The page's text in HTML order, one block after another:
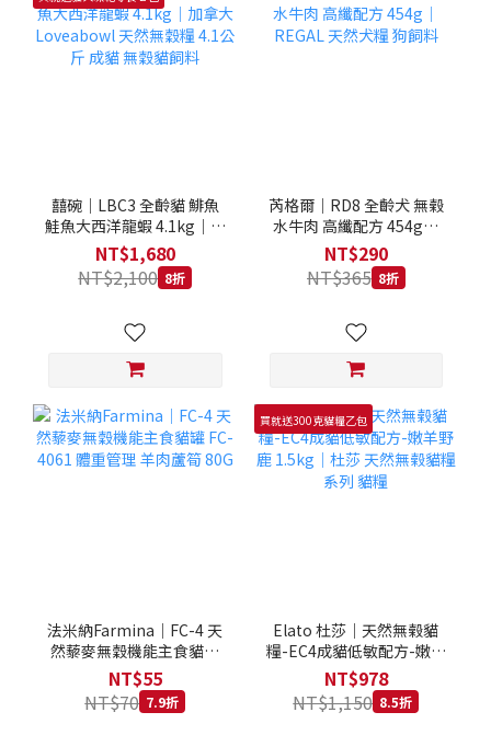
囍碗｜LBC3 全齡貓 鯡魚
鮭魚大西洋龍蝦 4.1kg｜加
拿大 Loveabowl 天然無穀
糧 4.1公斤 成貓 無穀貓飼
料
NT$1,680
NT$2,100 8折
芮格爾｜RD8 全齡犬 無榖
水牛肉 高纖配方 454g｜
REGAL 天然犬糧 狗飼料
NT$290
NT$365 8折
法米納Farmina｜FC-4 天
然藜麥無穀機能主食貓罐
FC-4061 體重管理 羊肉蘆
筍 80G
NT$55
NT$70 7.9折
買就送300克貓糧乙包
Elato 杜莎｜天然無榖貓
糧-EC4成貓低敏配方-嫩羊
野鹿 1.5kg｜杜莎 天然無
榖貓糧系列 貓糧
NT$978
NT$1,150 8.5折